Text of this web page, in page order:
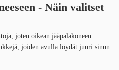
- Näin valitset
joten oikean jääpalakoneen
joiden avulla löydät juuri sinun